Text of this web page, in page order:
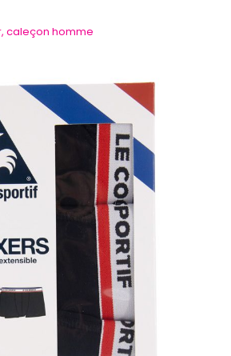
caleçon homme